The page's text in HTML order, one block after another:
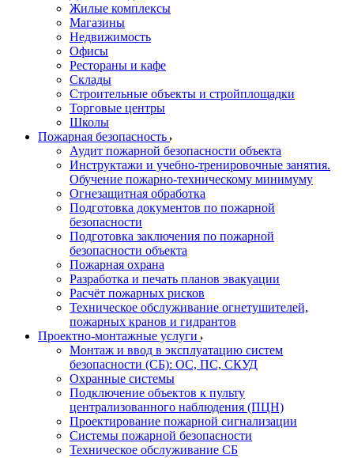
Жилые комплексы
Магазины
Недвижимость
Офисы
Рестораны и кафе
Склады
Строительные объекты и стройплощадки
Торговые центры
Школы
Пожарная безопасность
Аудит пожарной безопасности объекта
Инструктажи и учебно-тренировочные занятия.
Обучение пожарно-техническому минимуму
Огнезащитная обработка
Подготовка документов по пожарной
безопасности
Подготовка заключения по пожарной
безопасности объекта
Пожарная охрана
Разработка и печать планов эвакуации
Расчёт пожарных рисков
Техническое обслуживание огнетушителей,
пожарных кранов и гидрантов
Проектно-монтажные услуги
Монтаж и ввод в эксплуатацию систем
безопасности (СБ): ОС, ПС, СКУД
Охранные системы
Подключение объектов к пульту
централизованного наблюдения (ПЦН)
Проектирование пожарной сигнализации
Системы пожарной безопасности
Техническое обслуживание СБ